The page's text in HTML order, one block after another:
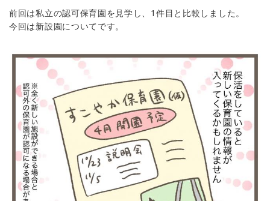
前回は私立の認可保育園を見学し、1件目と比較しました。
今回は新設園についてです。